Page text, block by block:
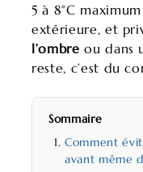
5 à 8°C
extérieure, et
l’ombre ou dans
reste, c’est du
Sommaire
Comment
avant même